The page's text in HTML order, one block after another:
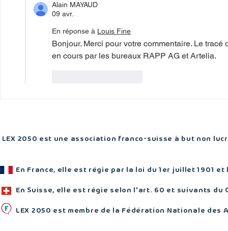
Alain MAYAUD
09 avr.
En réponse à Louis Fine
Bonjour. Merci pour votre commentaire. Le
en cours par les bureaux RAPP AG et Artelia.
LEX 2050 est une association franco-suisse à but non
En France, elle est régie par la loi du 1er juillet 1901 et
En Suisse, elle est régie selon l'art. 60 et suivants du
LEX 2050 est membre de la Fédération Nationale